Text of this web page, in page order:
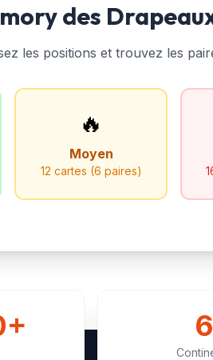
des
les positions et trouvez les
🔥
Moyen
12 cartes (6 paires)
6